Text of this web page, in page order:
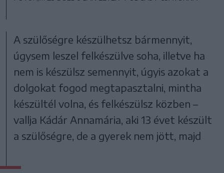
A szülőségre készülhetsz bármennyit,
úgysem leszel felkészülve soha, illetve ha
nem is készülsz semennyit, úgyis azokat a
dolgokat fogod megtapasztalni, mintha
készültél volna, és felkészülsz közben –
vallja Kádár Annamária, aki 13 évet készült
a szülőségre, de a gyerek nem jött, majd